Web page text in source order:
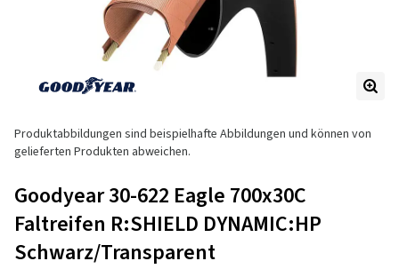
Produktabbildungen sind beispielhafte Abbildungen und können von
gelieferten Produkten abweichen.
Goodyear 30-622 Eagle 700x30C
Faltreifen R:SHIELD DYNAMIC:HP
Schwarz/Transparent